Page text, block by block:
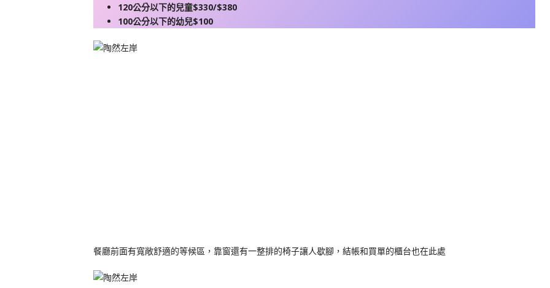
120公分以下的兒童$330/$380
100公分以下的幼兒$100
餐廳前面有寬敞舒適的等候區，靠窗還有一整排的椅子讓人歇腳，結帳和買單的櫃台也在此處